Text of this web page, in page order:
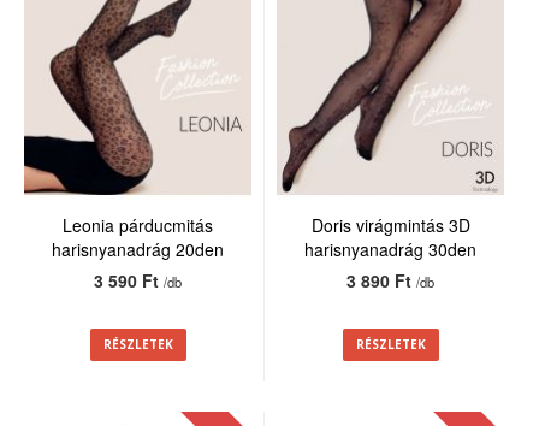
Leonia párducmitás
harisnyanadrág 20den
3 590 Ft/db
RÉSZLETEK
Doris virágmintás 3D
harisnyanadrág 30den
3 890 Ft/db
RÉSZLETEK